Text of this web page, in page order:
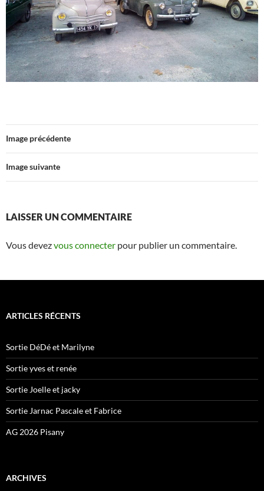
Image précédente
Image suivante
LAISSER UN COMMENTAIRE
Vous devezvous connecter pour publier un commentaire.
ARTICLES RÉCENTS
Sortie DéDé et Marilyne
Sortie yves et renée
Sortie Joelle et jacky
Sortie Jarnac Pascale et Fabrice
AG 2026 Pisany
ARCHIVES